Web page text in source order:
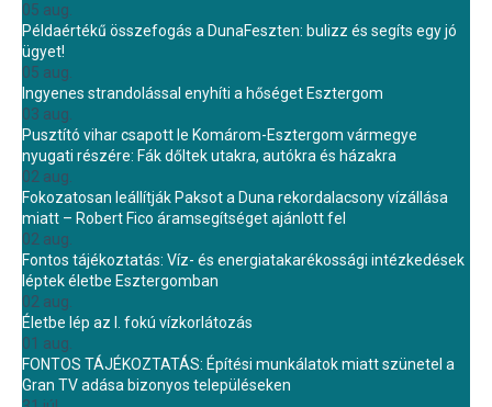
05 aug.
Példaértékű összefogás a DunaFeszten: bulizz és segíts egy jó
ügyet!
05 aug.
Ingyenes strandolással enyhíti a hőséget Esztergom
03 aug.
Pusztító vihar csapott le Komárom-Esztergom vármegye
nyugati részére: Fák dőltek utakra, autókra és házakra
02 aug.
Fokozatosan leállítják Paksot a Duna rekordalacsony vízállása
miatt – Robert Fico áramsegítséget ajánlott fel
02 aug.
Fontos tájékoztatás: Víz- és energiatakarékossági intézkedések
léptek életbe Esztergomban
02 aug.
Életbe lép az I. fokú vízkorlátozás
01 aug.
FONTOS TÁJÉKOZTATÁS: Építési munkálatok miatt szünetel a
Gran TV adása bizonyos településeken